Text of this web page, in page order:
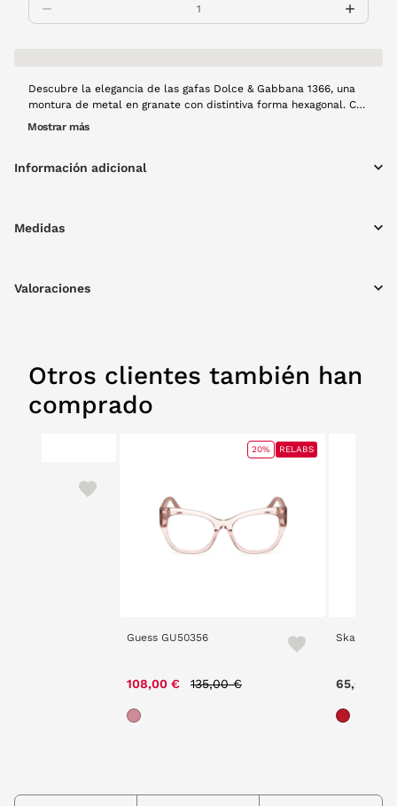
Descubre la elegancia de las gafas Dolce & Gabbana 1366, una
montura de metal en granate con distintiva forma hexagonal. Con
un calibre de 56 mm, puente de 15 mm y varilla de 140 mm,
Mostrar más
Información adicional
Medidas
Valoraciones
Otros clientes también han
comprado
Guess GU50356
108,00 € 135,00 €
20% RELABS
Skate 2511
65,00 €